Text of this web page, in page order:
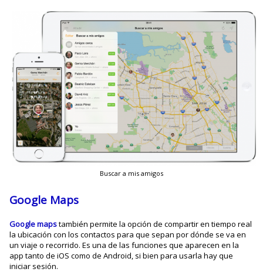
Buscar a mis amigos
Google Maps
Google mapstambién permite la opción de compartir en tiempo real
la ubicación con los contactos para que sepan por dónde se va en
un viaje o recorrido. Es una de las funciones que aparecen en la
app tanto de iOS como de Android, si bien para usarla hay que
iniciar sesión.